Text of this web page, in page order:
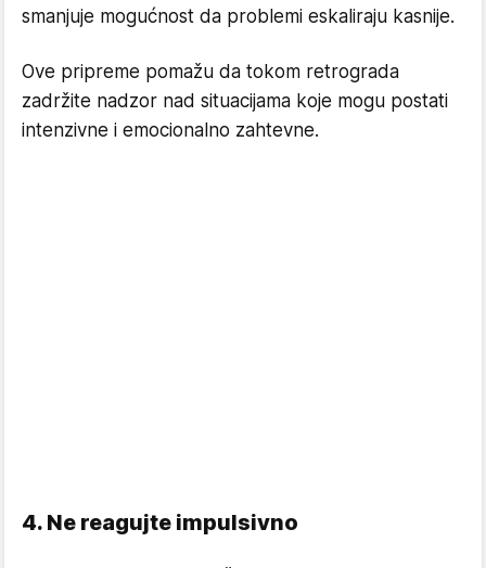
smanjuje mogućnost da problemi eskaliraju kasnije.
Ove pripreme pomažu da tokom retrograda
zadržite nadzor nad situacijama koje mogu postati
intenzivne i emocionalno zahtevne.
4. Ne reagujte impulsivno